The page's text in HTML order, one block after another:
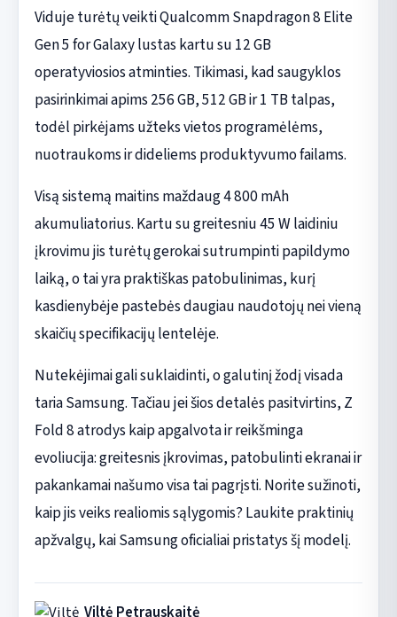
Viduje turėtų veikti Qualcomm Snapdragon 8 Elite
Gen 5 for Galaxy lustas kartu su 12 GB
operatyviosios atminties. Tikimasi, kad saugyklos
pasirinkimai apims 256 GB, 512 GB ir 1 TB talpas,
todėl pirkėjams užteks vietos programėlėms,
nuotraukoms ir dideliems produktyvumo failams.
Visą sistemą maitins maždaug 4 800 mAh
akumuliatorius. Kartu su greitesniu 45 W laidiniu
įkrovimu jis turėtų gerokai sutrumpinti papildymo
laiką, o tai yra praktiškas patobulinimas, kurį
kasdienybėje pastebės daugiau naudotojų nei vieną
skaičių specifikacijų lentelėje.
Nutekėjimai gali suklaidinti, o galutinį žodį visada
taria Samsung. Tačiau jei šios detalės pasitvirtins, Z
Fold 8 atrodys kaip apgalvota ir reikšminga
evoliucija: greitesnis įkrovimas, patobulinti ekranai ir
pakankamai našumo visa tai pagrįsti. Norite sužinoti,
kaip jis veiks realiomis sąlygomis? Laukite praktinių
apžvalgų, kai Samsung oficialiai pristatys šį modelį.
Viltė Petrauskaitė